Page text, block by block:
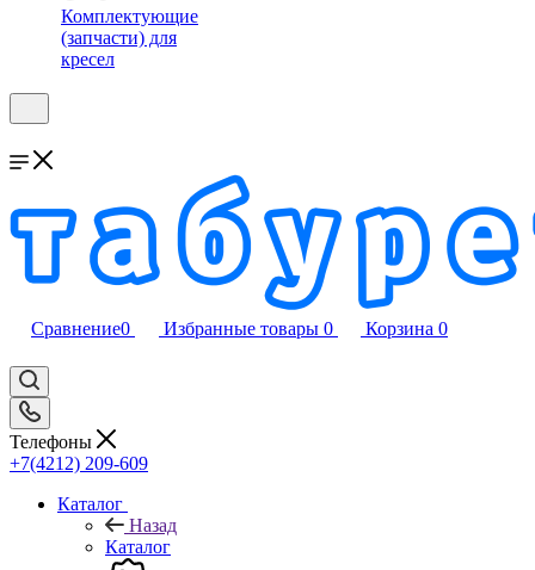
Комплектующие
(запчасти) для
кресел
Сравнение0 Избранные товары 0 Корзина 0
Телефоны
+7(4212) 209-609
Каталог
Назад
Каталог